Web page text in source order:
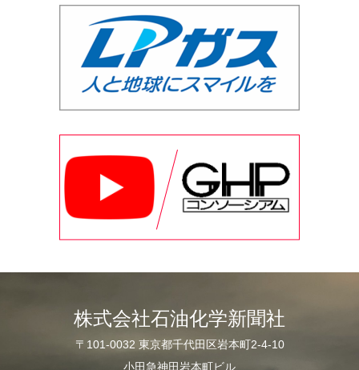
株式会社石油化学新聞社
〒101-0032 東京都千代田区岩本町2-4-10
小田急神田岩本町ビル